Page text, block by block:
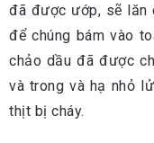
đã được ướp, sẽ lăn
để chúng bám vào
chảo dầu đã được
và trong và hạ nhỏ
thịt bị cháy.